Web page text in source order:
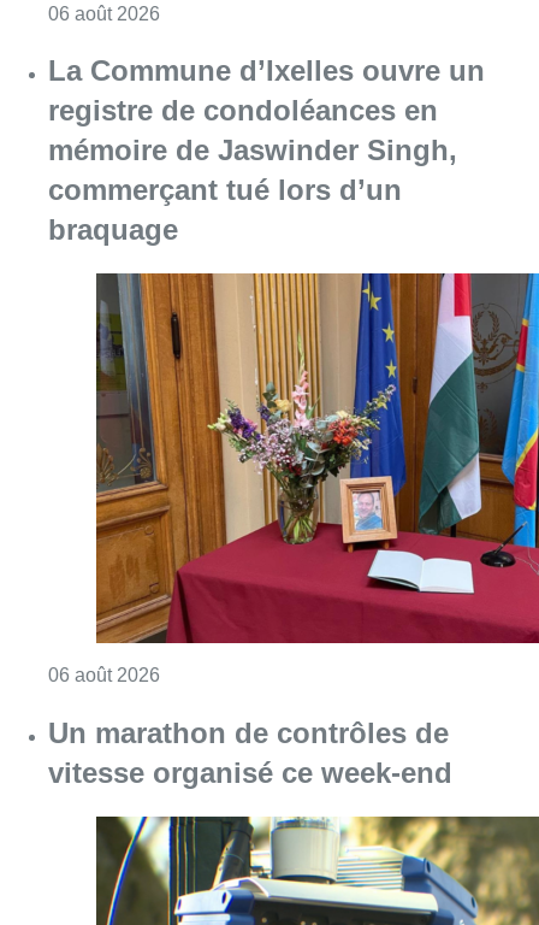
06 août 2026 Consulter l'article "La Commune d’Ixelles
Un marathon de contrôles de
vitesse organisé ce week-end
06 août 2026 Consulter l'article "Un marathon de